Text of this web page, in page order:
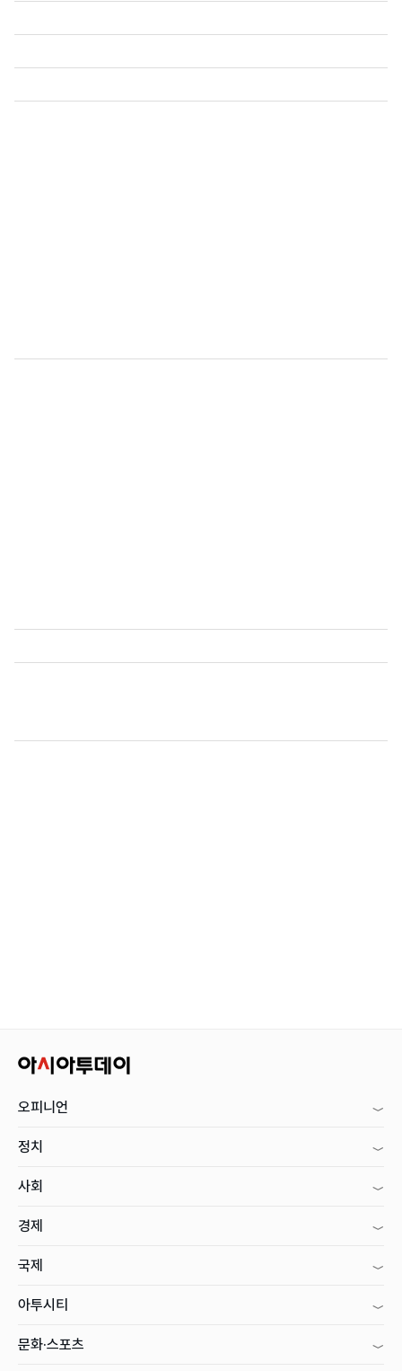
오피니언
정치
사회
경제
국제
아투시티
문화·스포츠